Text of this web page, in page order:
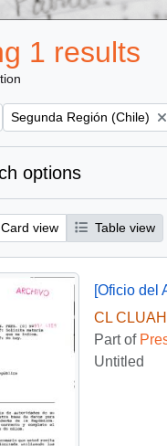
1 results
Remove filter:
Segunda Región (Chile)
options
Card view Table view
CL
Part of
Untitled